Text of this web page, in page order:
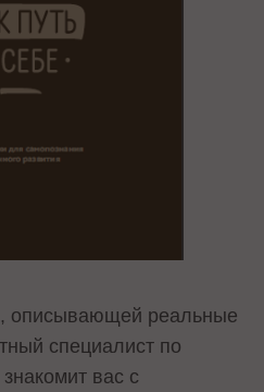
описывающей реальные
специалист по
вас с